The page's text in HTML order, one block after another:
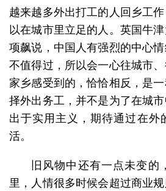
越来越多外出打工的人回乡工
以在城市里立足的人。英国牛
项飙说，中国人有强烈的中心
不值得过，所以会一心往城市
家乡感受到的，恰恰相反，是
择外出务工，并不是为了在城
出于实用主义，期待通过在外
活。
旧风物中还有一点未变的
里，人情很多时候会超过商业